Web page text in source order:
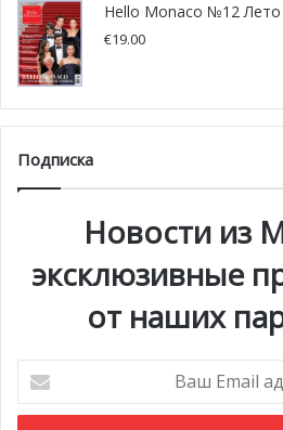
Hello Monaco №12
€19.00
Подписка
Новости из
эксклюзивные
от наших
Email
адрес